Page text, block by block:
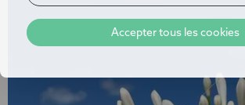
Accepter tous les cookies